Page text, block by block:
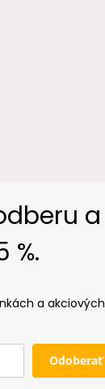
a
%.
a akciových
Odoberať